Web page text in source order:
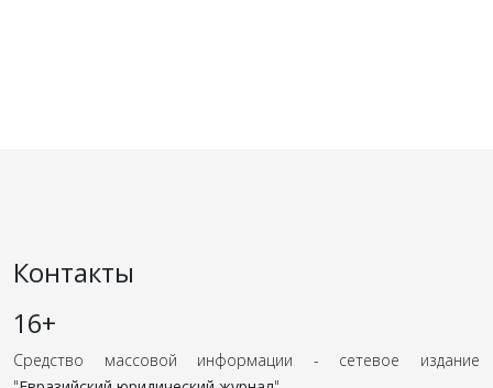
Контакты
16+
Средство массовой информации - сетевое издание